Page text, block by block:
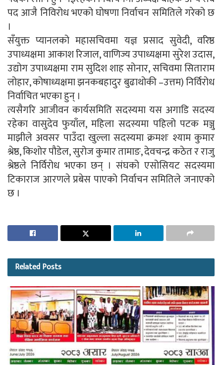
पद आजै निविरोध भएको घोषणा निर्वाचन समितिले गरेको छ
।
सँयुक्त प्यानलको महासचिवमा यज्ञ प्रसाद सुवेदी, वरिष्ठ
उपाध्यक्षमा आकाश रिजाल, वाणिज्य उपाध्यक्षमा सुरेश उदास,
उद्योग उपाध्यक्षमा राम सुदिश शाह सोनार, सचिवमा सिताराम
लोहार, कोषाध्यक्षमा झनकबहादुर बुढाथोकी –उत्तम) निर्विरोध
निर्वाचित भएका हुन् ।
त्यसैगरि आजीवन कार्यसमिति सदस्यमा यस अगाडि सदस्य
रहेका वासुदेव फुयाँल, महिला सदस्यमा पहिलो पटक मञ्जु
माझीले अवसर पाउँदा खुल्ला सदस्यमा क्रमशः श्याम कुमार
श्रेष्ठ, किशोर पौडेल, सुरोज कुमार तामाङ, देवचन्द्र कठेत र राजु
श्रेष्ठले निर्विरोध भएका छन् । संघको एसोसियट सदस्यमा
टिकाराज आरणले प्रबेस पाएको निर्वाचन समितिले जनाएको
छ ।
RelatedPosts